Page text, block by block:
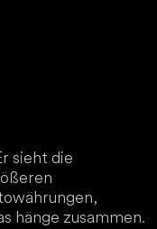
sieht die
hänge zusammen.